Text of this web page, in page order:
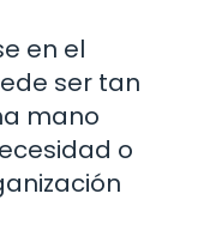
en el
ser tan
mano
o